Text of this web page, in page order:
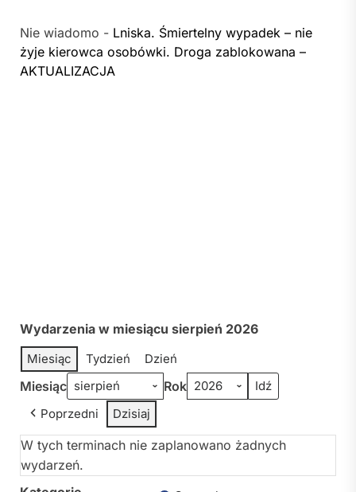
Nie wiadomo - Lniska. Śmiertelny wypadek – nie
żyje kierowca osobówki. Droga zablokowana –
AKTUALIZACJA
Wydarzenia w miesiącu sierpień 2026
Miesiąc Tydzień Dzień
Miesiąc Rok
Poprzedni Dzisiaj
W tych terminach nie zaplanowano żadnych
wydarzeń.